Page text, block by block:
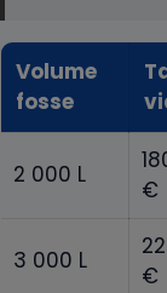
Volume
fosse
2 000 L
€
3 000 L
€